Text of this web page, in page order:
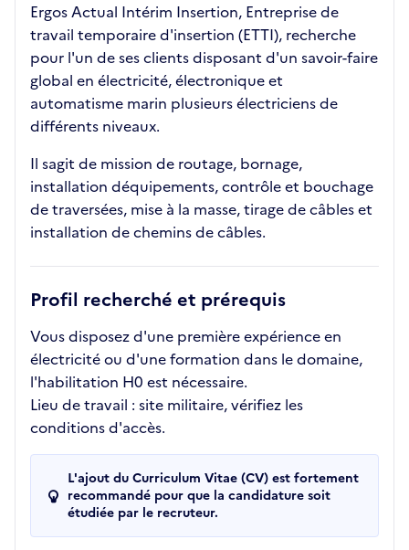
Ergos Actual Intérim Insertion, Entreprise de
travail temporaire d'insertion (ETTI), recherche
pour l'un de ses clients disposant d'un savoir-faire
global en électricité, électronique et
automatisme marin plusieurs électriciens de
différents niveaux.
Il sagit de mission de routage, bornage,
installation déquipements, contrôle et bouchage
de traversées, mise à la masse, tirage de câbles et
installation de chemins de câbles.
Profil recherché et prérequis
Vous disposez d'une première expérience en
électricité ou d'une formation dans le domaine,
l'habilitation H0 est nécessaire.
Lieu de travail : site militaire, vérifiez les
conditions d'accès.
L'ajout du Curriculum Vitae (CV) est fortement
recommandé pour que la candidature soit
étudiée par le recruteur.